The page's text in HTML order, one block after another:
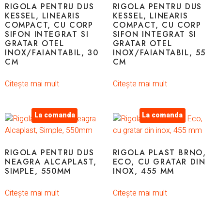
RIGOLA PENTRU DUS
KESSEL, LINEARIS
COMPACT, CU CORP
SIFON INTEGRAT SI
GRATAR OTEL
INOX/FAIANTABIL, 30
CM
Citește mai mult
RIGOLA PENTRU DUS
KESSEL, LINEARIS
COMPACT, CU CORP
SIFON INTEGRAT SI
GRATAR OTEL
INOX/FAIANTABIL, 55
CM
Citește mai mult
La comanda
RIGOLA PENTRU DUS
NEAGRA ALCAPLAST,
SIMPLE, 550MM
Citește mai mult
La comanda
RIGOLA PLAST BRNO,
ECO, CU GRATAR DIN
INOX, 455 MM
Citește mai mult